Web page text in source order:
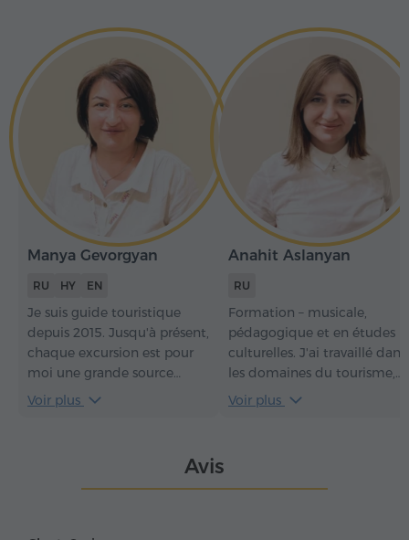
Manya Gevorgyan
RU HY EN
Je suis guide touristique
depuis 2015. Jusqu'à présent,
chaque excursion est pour
moi une grande source
d'énergie positive. Au cours
des visites, vous découvrirez
architecturales, mais vous
Voir plus
Anahit Aslanyan
RU
Formation – musicale,
pédagogique et en études
culturelles. J'ai travaillé dans
les domaines du tourisme,
de l'éducation et de la
culture en Russie et en
arménien et dans la société
Voir plus
Avis